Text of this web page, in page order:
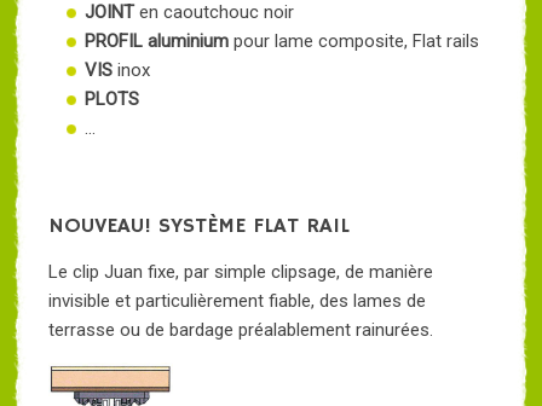
JOINTen caoutchouc noir
PROFIL aluminium pour lame composite, Flat rails
VIS inox
PLOTS
...
NOUVEAU! SYSTÈME FLAT RAIL
Le clip Juan fixe, par simple clipsage, de manière
invisible et particulièrement fiable, des lames de
terrasse ou de bardage préalablement rainurées.